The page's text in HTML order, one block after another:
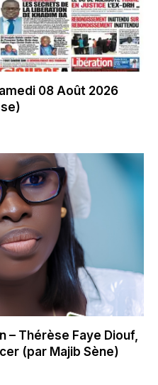
08 Août 2026
– Thérèse Faye Diouf,
(par Majib Sène)